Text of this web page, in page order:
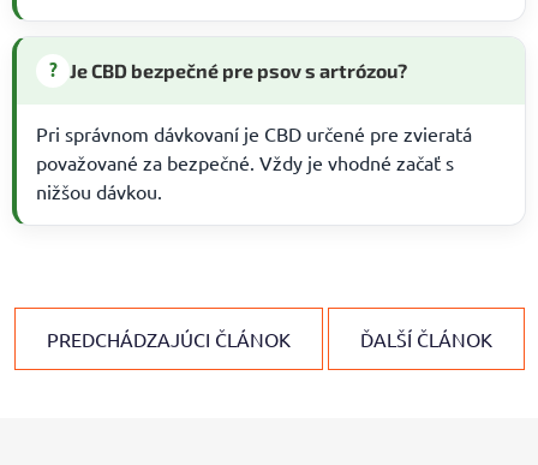
? Je CBD bezpečné pre psov s artrózou?
Pri správnom dávkovaní je CBD určené pre zvieratá
považované za bezpečné. Vždy je vhodné začať s
nižšou dávkou.
PREDCHÁDZAJÚCI ČLÁNOK ĎALŠÍ ČLÁNOK